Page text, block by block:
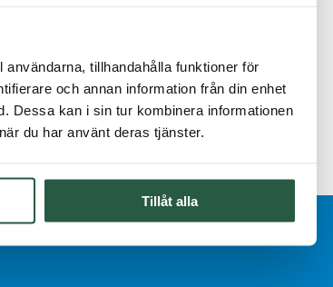
tillhandahålla funktioner för
och annan information från din enhet
Dessa kan i sin tur kombinera informationen
du har använt deras tjänster.
Tillåt alla